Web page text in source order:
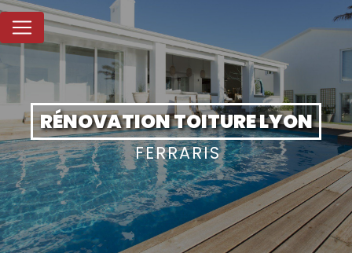
RÉNOVATION TOITURE LYON
FERRARIS
Panneau de gestion des cookies